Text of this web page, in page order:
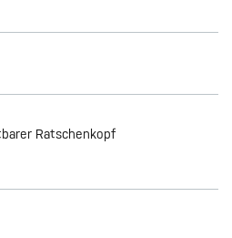
Ratschenkopf